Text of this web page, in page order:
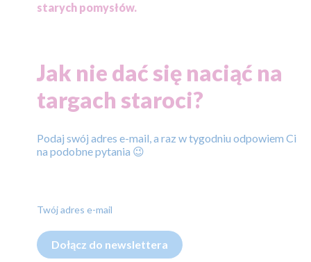
starych pomysłów.
Jak nie dać się naciąć na
targach staroci?
Podaj swój adres e-mail, a raz w tygodniu odpowiem Ci
na podobne pytania 😉
Twój adres e-mail
Dołącz do newslettera